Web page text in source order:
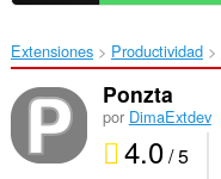
Extensiones Productividad
Ponzta
por DimaExtdev
4.0/ 5